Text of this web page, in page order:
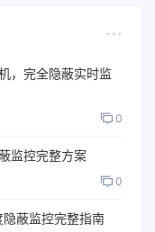
，完全隐蔽实时监
0
监控完整方案
0
蔽监控完整指南